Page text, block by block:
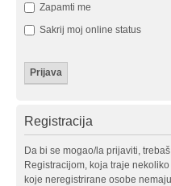
Zapamti me
Sakrij moj online status
Registracija
Da bi se mogao/la prijaviti,
Registracijom, koja traje
koje neregistrirane osobe